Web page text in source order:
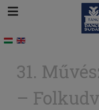
31.
–